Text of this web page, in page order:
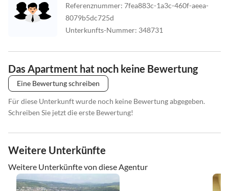
Referenznummer: 7fea883c-1a3c-460f-aeea-
8079b5dc725d
Unterkunfts-Nummer: 348731
Das Apartment hat noch keine Bewertung
Eine Bewertung schreiben
Für diese Unterkunft wurde noch keine Bewertung abgegeben.
Schreiben Sie jetzt die erste Bewertung!
Weitere Unterkünfte
Weitere Unterkünfte von diese Agentur